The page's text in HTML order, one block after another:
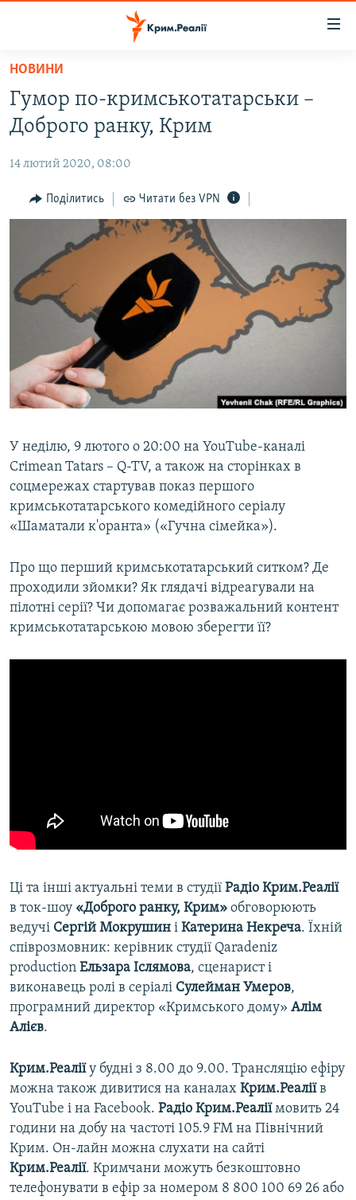
Перейти
основного
матеріалу
Перейти
до
навігації
Перейти
пошуку
ВОДА.КРИМ
ВІДЕО ТА ФОТО
ПОЛІТИКА
БЛОГИ
ІНТЕРВ'Ю
ВСЕ ЗА ДЕНЬ
СПЕЦПРОЕКТИ
ДЕПОРТАЦІЯ
ВІДЕОУРОКИ «ELIFBE»
СВІДЧЕННЯ ОКУПАЦІЇ
ЯК ОБІЙТИ БЛОКУВАННЯ
Русский
Qırımtatar
ДОЛУЧАЙСЯ!
Усі сайти RFE/RL
НОВИНИ
Гумор по-кримськотатарськи –
Доброго ранку, Крим
14 лютий 2020, 08:00
Поділитись Читати без VPN
У неділю, 9 лютого о 20:00 на YouTube-каналі
Crimean Tatars – Q-TV, а також на сторінках в
соцмережах стартував показ першого
кримськотатарського комедійного серіалу
«Шаматали к'оранта» («Гучна сімейка»).
Про що перший кримськотатарський ситком? Де
проходили зйомки? Як глядачі відреагували на
пілотні серії? Чи допомагає розважальний контент
кримськотатарською мовою зберегти її?
Ці та інші актуальні теми в студії Радіо Крим.Реалії
в ток-шоу «Доброго ранку, Крим» обговорюють
ведучі Сергій Мокрушин і Катерина Некреча. Їхній
співрозмовник: керівник студії Qaradeniz
production Ельзара Іслямова, сценарист і
виконавець ролі в серіалі Сулейман Умеров,
програмний директор «Кримського дому» Алім
Алієв.
Крим.Реаліїу будні з 8.00 до 9.00. Трансляцію ефіру
можна також дивитися на каналах Крим.Реаліїв
YouTube і на Facebook. Радіо Крим.Реаліїмовить 24
години на добу на частоті 105.9 FM на Північний
Крим. Он-лайн можна слухати на сайті
Крим.Реалії. Кримчани можуть безкоштовно
телефонувати в ефір за номером 8 800 100 69 26 або